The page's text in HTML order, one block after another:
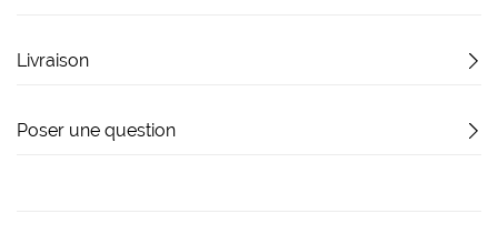
Livraison
Poser une question